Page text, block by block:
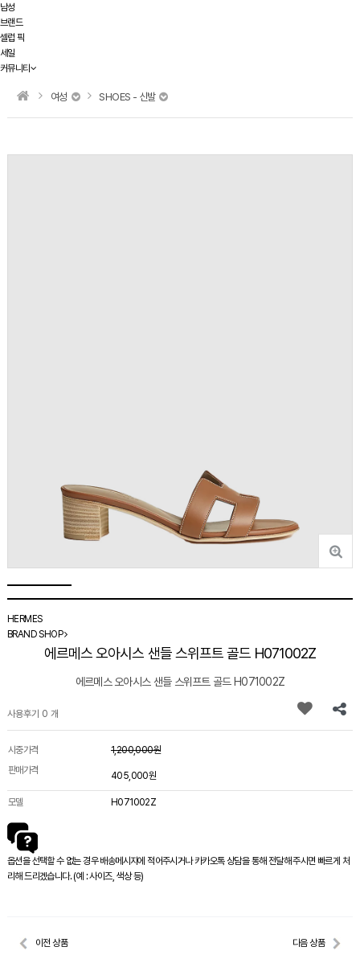
남성
브랜드
셀럽 픽
세일
커뮤니티
여성 SHOES - 신발
HERMES
BRAND SHOP
에르메스 오아시스 샌들 스위프트 골드 H071002Z
에르메스 오아시스 샌들 스위프트 골드 H071002Z
사용후기 0 개
시중가격
1,200,000원
판매가격
405,000원
모델 H071002Z
옵션을 선택할 수 없는 경우 배송메시지에 적어주시거나 카카오톡 상담을 통해 전달해 주시면 빠르게 처
리해 드리겠습니다. (예 : 사이즈, 색상 등)
이전 상품 다음 상품